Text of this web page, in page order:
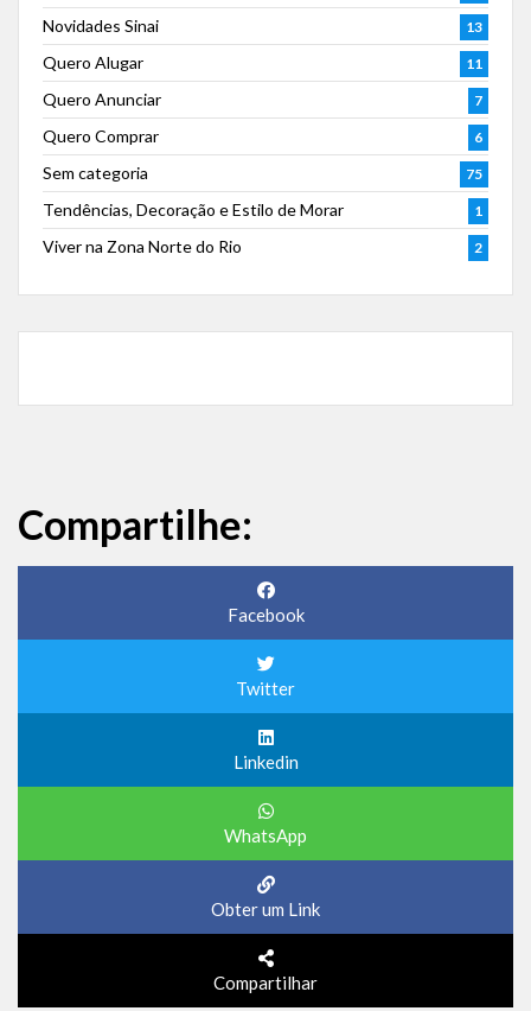
Novidades Sinai 13
Quero Alugar 11
Quero Anunciar 7
Quero Comprar 6
Sem categoria 75
Tendências, Decoração e Estilo de Morar 1
Viver na Zona Norte do Rio 2
Compartilhe:
Facebook
Twitter
Linkedin
WhatsApp
Obter um Link
Compartilhar